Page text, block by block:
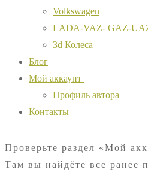
Volkswagen
LADA-VAZ- GAZ-
3d Колеса
Блог
Мой аккаунт
Профиль автора
Контакты
Проверьте раздел «Мой
Там вы найдёте все ранее